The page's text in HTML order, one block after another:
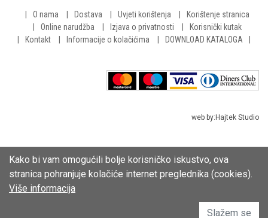
O nama Dostava Uvjeti korištenja
Korištenje stranica
Online narudžba
Izjava o privatnosti
Korisnički kutak
Kontakt
Informacije o kolačićima DOWNLOAD KATALOGA
web by: Hajtek Studio
Kako bi vam omogućili bolje korisničko iskustvo, ova
stranica pohranjuje kolačiće internet preglednika (cookies).
Više informacija
Slažem se